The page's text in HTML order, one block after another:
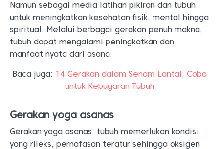
Namun sebagai media latihan pikiran dan tubuh
untuk meningkatkan kesehatan fisik, mental hingga
spiritual. Melalui berbagai gerakan penuh makna,
tubuh dapat mengalami peningkatkan dan
manfaat nyata dari asana.
Baca juga: 14 Gerakan dalam Senam Lantai, Coba
untuk Kebugaran Tubuh
Gerakan yoga asanas
Gerakan yoga asanas, tubuh memerlukan kondisi
yang rileks, pernafasan teratur sehingga oksigen